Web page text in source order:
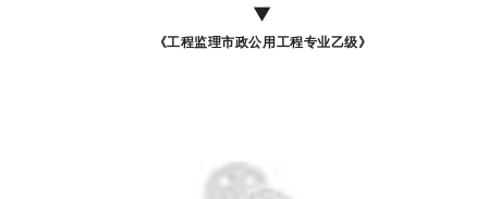
▼
《工程监理市政公用工程专业乙级》